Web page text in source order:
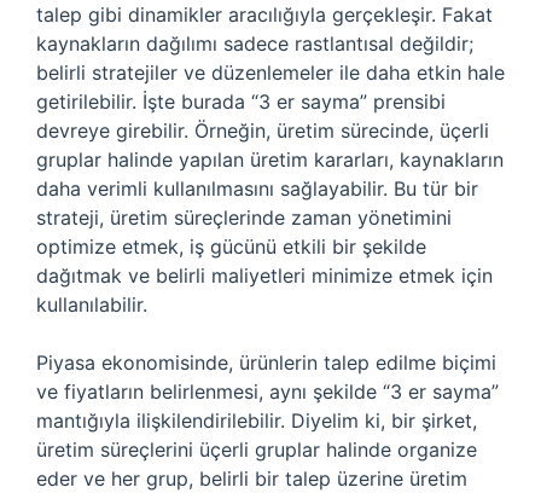
talep gibi dinamikler aracılığıyla gerçekleşir. Fakat
kaynakların dağılımı sadece rastlantısal değildir;
belirli stratejiler ve düzenlemeler ile daha etkin hale
getirilebilir. İşte burada “3 er sayma” prensibi
devreye girebilir. Örneğin, üretim sürecinde, üçerli
gruplar halinde yapılan üretim kararları, kaynakların
daha verimli kullanılmasını sağlayabilir. Bu tür bir
strateji, üretim süreçlerinde zaman yönetimini
optimize etmek, iş gücünü etkili bir şekilde
dağıtmak ve belirli maliyetleri minimize etmek için
kullanılabilir.
Piyasa ekonomisinde, ürünlerin talep edilme biçimi
ve fiyatların belirlenmesi, aynı şekilde “3 er sayma”
mantığıyla ilişkilendirilebilir. Diyelim ki, bir şirket,
üretim süreçlerini üçerli gruplar halinde organize
eder ve her grup, belirli bir talep üzerine üretim